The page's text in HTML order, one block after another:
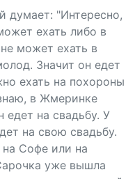
думает: "Интересно,
ехать либо в
может ехать в
Значит он едет
ехать на похороны
в Жмеринке
едет на свадьбу. У
на свою свадьбу.
Софе или на
уже вышла